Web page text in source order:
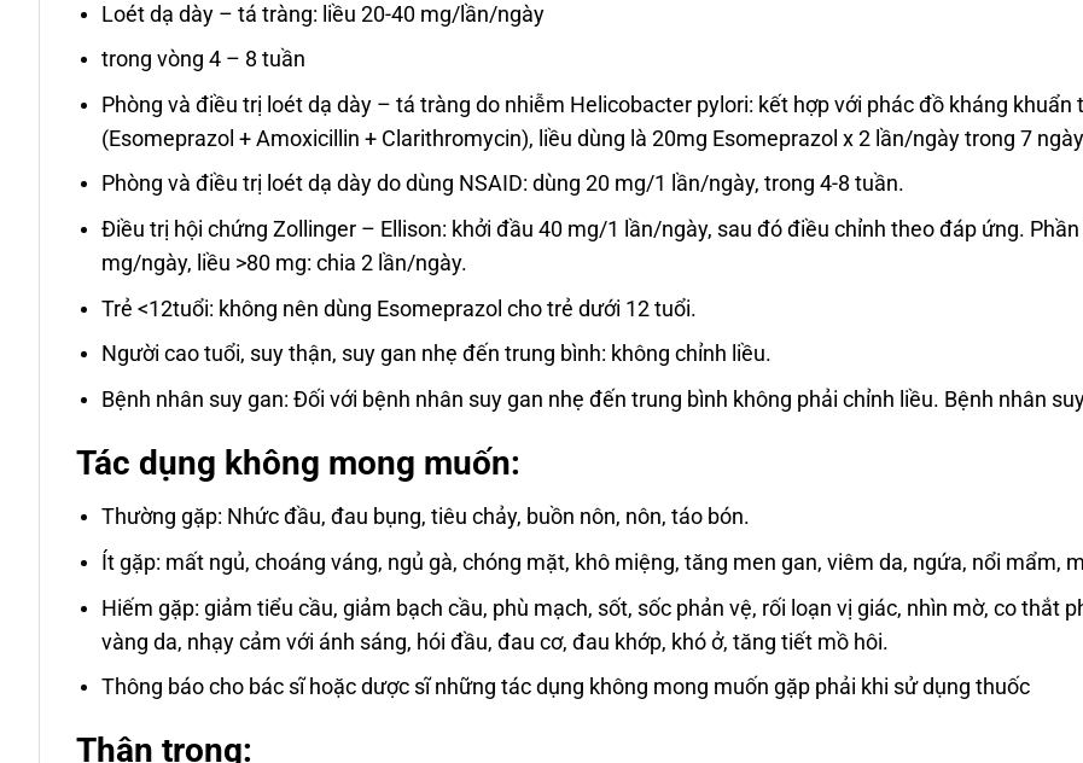
Loét dạ dày – tá tràng: liều 20-40 mg/lần/ngày
trong vòng 4 – 8 tuần
Phòng và điều trị loét dạ dày – tá tràng do nhiễm Helicobacter pylori: kết hợp với phác đồ kháng
(Esomeprazol + Amoxicillin + Clarithromycin­), liều dùng là 20mg Esomeprazol x 2 lần/ngày trong 7
Phòng và điều trị loét dạ dày do dùng NSAID: dùng 20 mg/1 lần/ngày, trong 4-8 tuần.
Điều trị hội chứng Zollinger – Ellison: khởi đầu 40 mg/1 lần/ngày, sau đó điều chỉnh theo đáp ứng.
mg/ngày, liều >80 mg: chia 2 lần/ngày.
Trẻ <12tuổi: không nên dùng Esomeprazol cho trẻ dưới 12 tuổi.
Người cao tuổi, suy thận, suy gan nhẹ đến trung bình: không chỉnh liều.
Bệnh nhân suy gan: Đối với bệnh nhân suy gan nhẹ đến trung bình không phải chỉnh liều. Bệnh nhân
Tác dụng không mong muốn:
Thường gặp: Nhức đầu, đau bụng, tiêu chảy, buồn nôn, nôn, táo bón.
Ít gặp: mất ngủ, choáng váng, ngủ gà, chóng mặt, khô miệng, tăng men gan, viêm da, ngứa, nổi mẩm,
Hiếm gặp: giảm tiểu cầu, giảm bạch cầu, phù mạch, sốt, sốc phản vệ, rối loạn vị giác, nhìn mờ, co thắt
vàng da, nhạy cảm với ánh sáng, hói đầu, đau cơ, đau khớp, khó ở, tăng tiết mồ hôi.
Thông báo cho bác sĩ hoặc dược sĩ những tác dụng không mong muốn gặp phải khi sử dụng thuốc
Thận trọng: